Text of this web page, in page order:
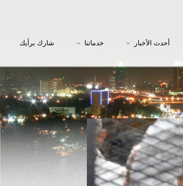
أحدث الأخبار خدماتنا شارك برأيك